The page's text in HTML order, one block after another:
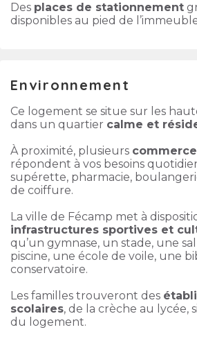
Des places de stationnement
disponibles au pied de
Environnement
Ce logement se situe sur les
dans un quartier calme et
À proximité, plusieurs
répondent à vos besoins
supérette, pharmacie,
de coiffure.
La ville de Fécamp met à
infrastructures sportives et
qu’un gymnase, un stade, une
piscine, une école de voile, une
conservatoire.
Les familles trouveront des
scolaires, de la crèche au lycée,
du logement.